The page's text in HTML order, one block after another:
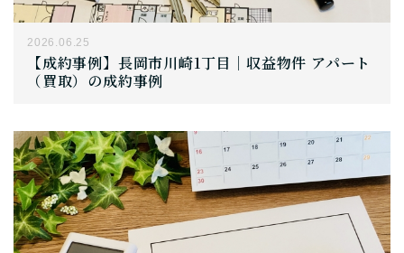
2026.06.25
【成約事例】長岡市川崎1丁目｜収益物件 アパート
（買取）の成約事例